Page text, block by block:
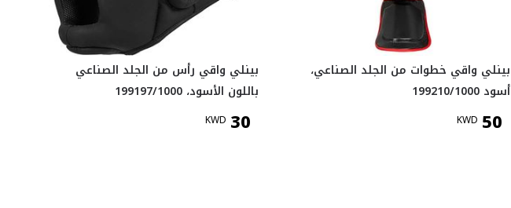
بينلي واقي خطوات من الجلد الصناعي،
أسود 199210/1000
KWD 50
بينلي واقي رأس من الجلد الصناعي
باللون الأسود، 199197/1000
KWD 30